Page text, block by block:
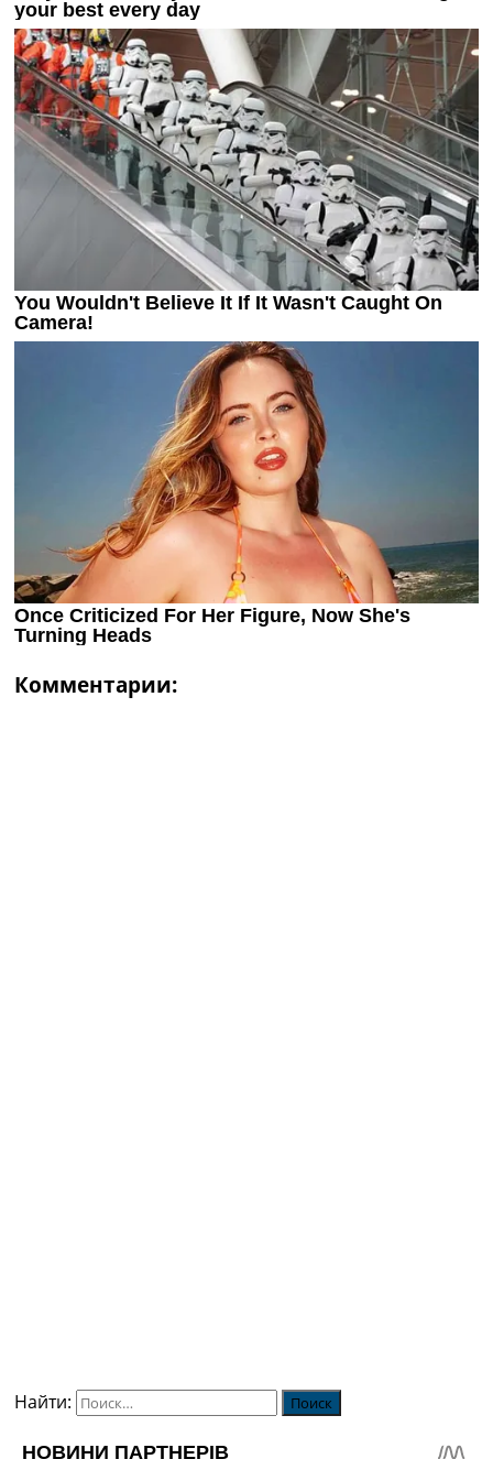
Комментарии:
Найти: